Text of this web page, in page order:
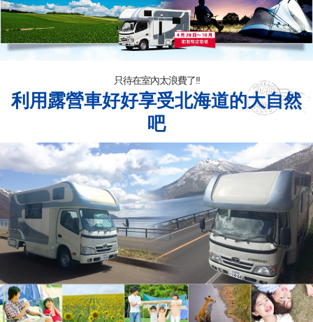
只待在室內太浪費了!!
利用露營車好好享受北海道的大自然
吧